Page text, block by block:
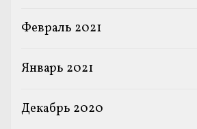
Февраль 2021
Январь 2021
Декабрь 2020